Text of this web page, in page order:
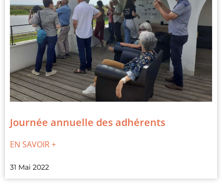
Journée annuelle des adhérents
EN SAVOIR +
31 Mai 2022